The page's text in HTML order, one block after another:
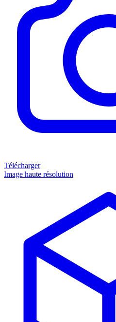
Télécharger
Image haute résolution